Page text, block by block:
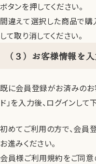
ボタンを押してください。
間違えて選択した商品で購
して取り消してください。
（３）お客様情報を
既に会員登録がお済みのお
ド」を入力後、ログインして
初めてご利用の方で、会員
お進みください。
会員様ご利用規約をご同意